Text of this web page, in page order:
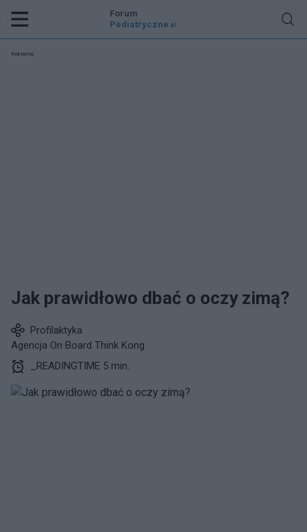
Forum
Pediatryczne .pl
Reklama:
Jak prawidłowo dbać o oczy zimą?
Profilaktyka
Agencja On Board Think Kong
_READINGTIME 5 min.